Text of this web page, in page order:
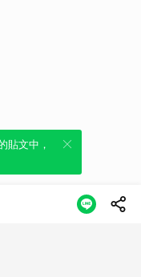
貼
貼文中，